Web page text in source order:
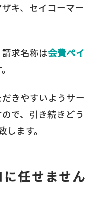
キ、セイコーマー
求名称は会費ペイ
きやすいようサー
で、引き続きどう
ます。
任せません